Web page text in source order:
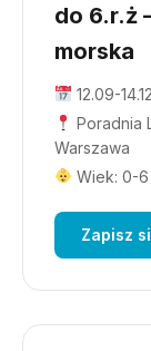
do 6.r.ż
morska
12.09-
Poradnia
Warszawa
Wiek: 0-6
Zapisz